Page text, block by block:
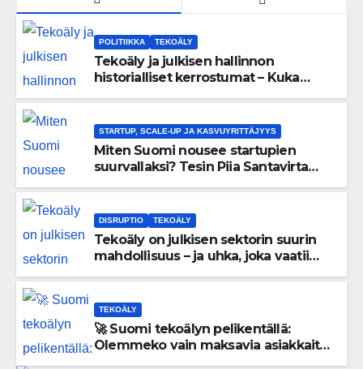
POLITIIKKA TEKOÄLY
Tekoäly ja julkisen hallinnon
historialliset kerrostumat – Kuka
STARTUP, SCALE-UP JA KASVUYRITTÄJYYS
Miten Suomi nousee startupien
suurvallaksi? Tesin Piia Santavirta
DISRUPTIO TEKOÄLY
Tekoäly on julkisen sektorin suurin
mahdollisuus – ja uhka, joka vaatii
TEKOÄLY
🚀 Suomi tekoälyn pelikentällä:
Olemmeko vain maksavia asiakkaita